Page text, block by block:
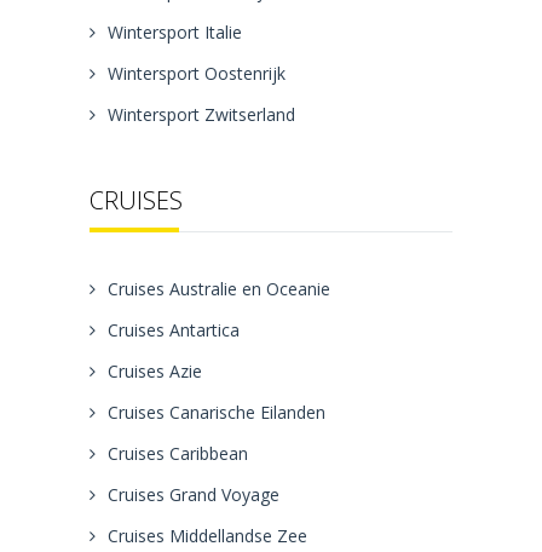
Wintersport Italie
Wintersport Oostenrijk
Wintersport Zwitserland
CRUISES
Cruises Australie en Oceanie
Cruises Antartica
Cruises Azie
Cruises Canarische Eilanden
Cruises Caribbean
Cruises Grand Voyage
Cruises Middellandse Zee